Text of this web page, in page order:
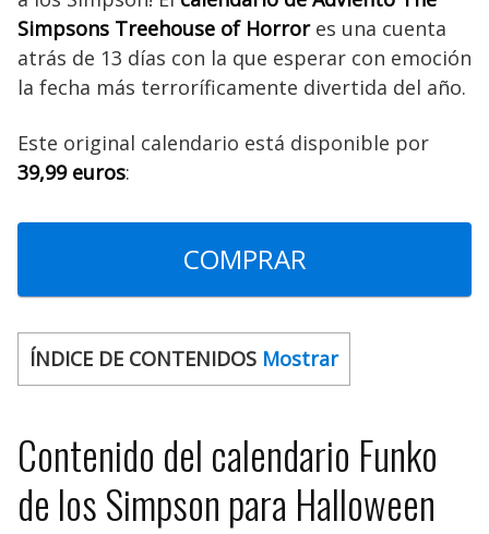
Simpsons Treehouse of Horrores una cuenta
atrás de 13 días con la que esperar con emoción
la fecha más terroríficamente divertida del año.
Este original calendario está disponible por
39,99 euros:
COMPRAR
ÍNDICE DE CONTENIDOS Mostrar
Contenido del calendario Funko
de los Simpson para Halloween